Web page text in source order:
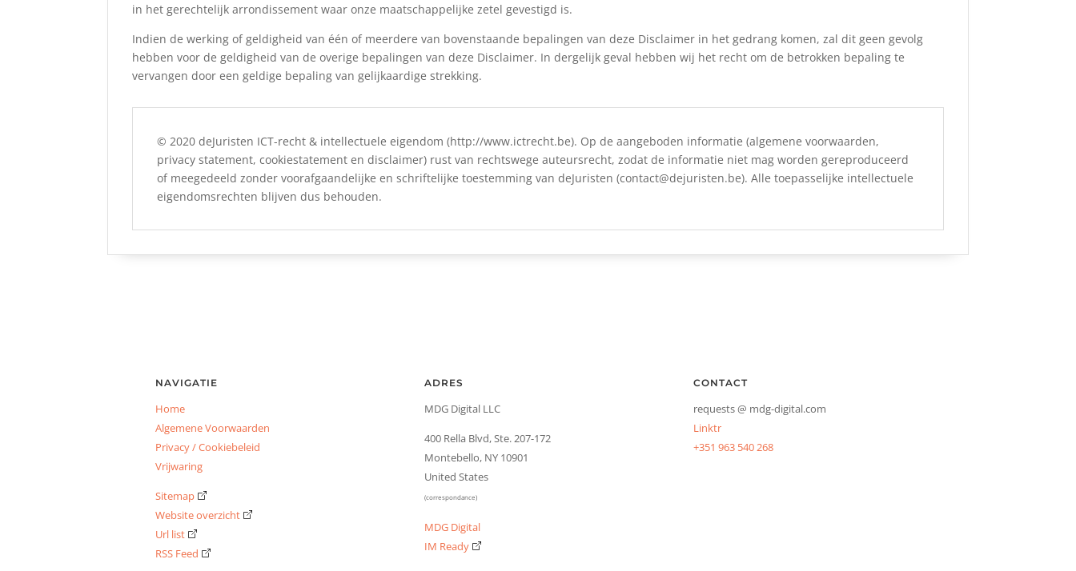
in het gerechtelijk arrondissement waar onze maatschappelijke zetel gevestigd is.
Indien de werking of geldigheid van één of meerdere van bovenstaande bepalingen van deze Disclaimer in het gedrang komen, zal dit geen gevolg
hebben voor de geldigheid van de overige bepalingen van deze Disclaimer. In dergelijk geval hebben wij het recht om de betrokken bepaling te
vervangen door een geldige bepaling van gelijkaardige strekking.
© 2020 deJuristen ICT-recht & intellectuele eigendom (http://www.ictrecht.be). Op de aangeboden informatie (algemene voorwaarden,
privacy statement, cookiestatement en disclaimer) rust van rechtswege auteursrecht, zodat de informatie niet mag worden gereproduceerd
of meegedeeld zonder voorafgaandelijke en schriftelijke toestemming van deJuristen (contact@dejuristen.be). Alle toepasselijke intellectuele
eigendomsrechten blijven dus behouden.
NAVIGATIE
Home
Algemene Voorwaarden
Privacy / Cookiebeleid
Vrijwaring
Sitemap
Website overzicht
Url list
RSS Feed
ADRES
MDG Digital LLC
400 Rella Blvd, Ste. 207-172
Montebello, NY 10901
United States
(correspondance)
MDG Digital
IM Ready
CONTACT
requests @ mdg-digital.com
Linktr
+351 963 540 268